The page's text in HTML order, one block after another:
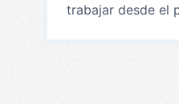
trabajar desde el